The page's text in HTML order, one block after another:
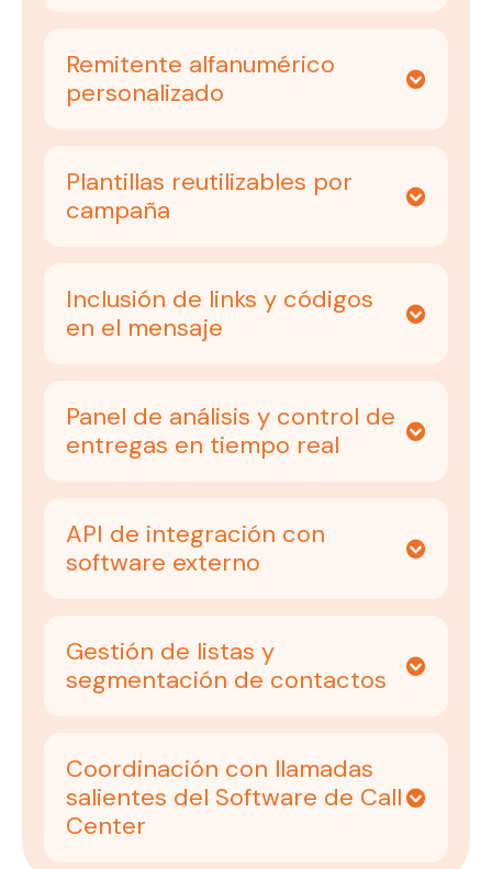
Remitente alfanumérico
personalizado
Plantillas reutilizables por
campaña
Inclusión de links y códigos
en el mensaje
Panel de análisis y control de
entregas en tiempo real
API de integración con
software externo
Gestión de listas y
segmentación de contactos
Coordinación con llamadas
salientes del Software de Call
Center